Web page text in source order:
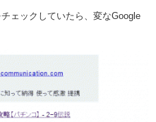
ェックしていたら、変なGoogle